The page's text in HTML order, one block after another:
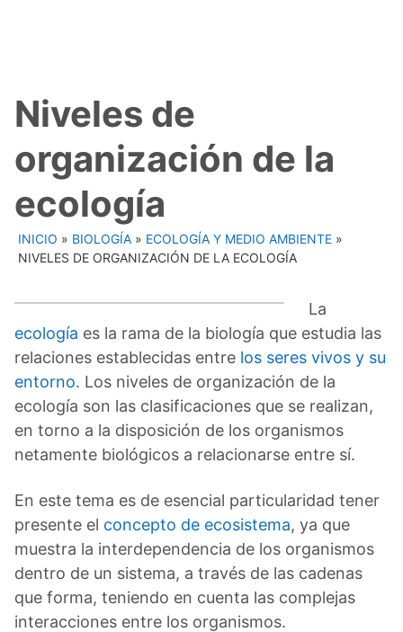
Niveles de
organización de la
ecología
INICIO » BIOLOGÍA » ECOLOGÍA Y MEDIO AMBIENTE »
NIVELES DE ORGANIZACIÓN DE LA ECOLOGÍA
La
ecología es la rama de la biología que estudia las
relaciones establecidas entre los seres vivos y su
entorno. Los niveles de organización de la
ecología son las clasificaciones que se realizan,
en torno a la disposición de los organismos
netamente biológicos a relacionarse entre sí.
En este tema es de esencial particularidad tener
presente el concepto de ecosistema, ya que
muestra la interdependencia de los organismos
dentro de un sistema, a través de las cadenas
que forma, teniendo en cuenta las complejas
interacciones entre los organismos.